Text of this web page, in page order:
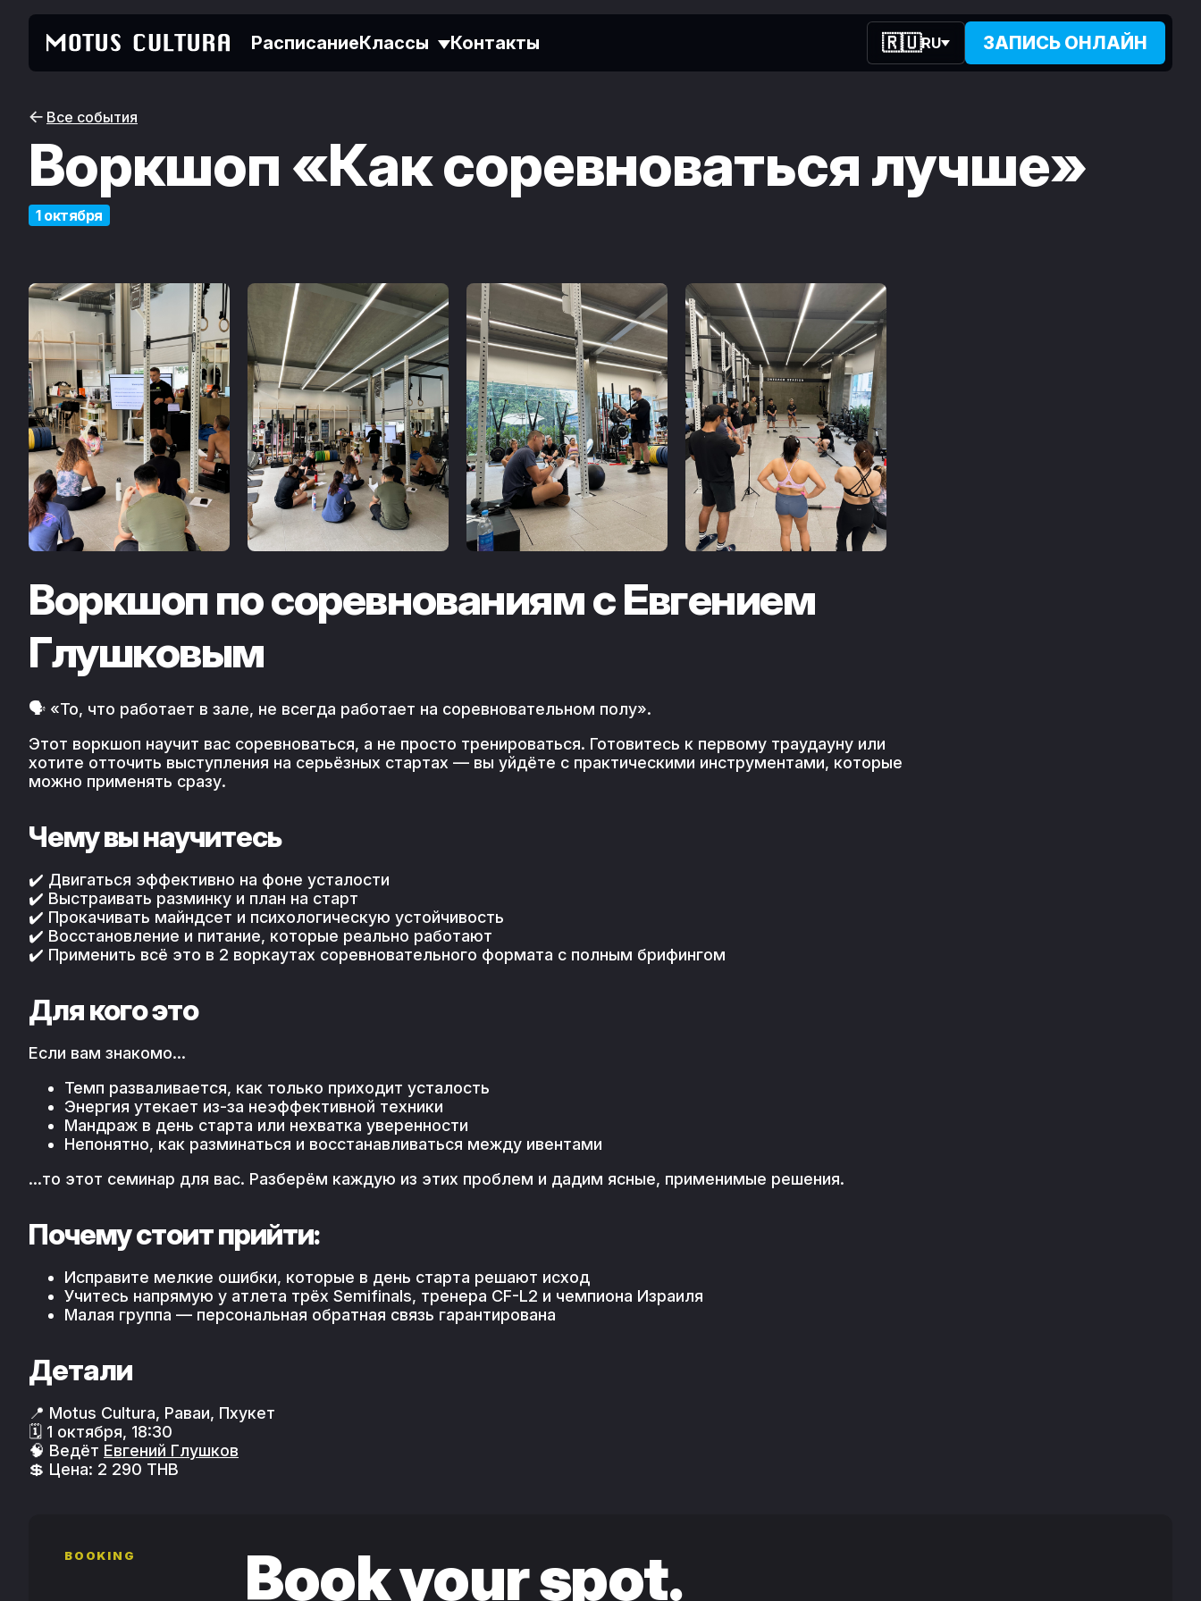
РасписаниеКлассы Контакты 🇷🇺RU ЗАПИСЬ ОНЛАЙН
Все события
Воркшоп «Как соревноваться лучше»
1 октября
Воркшоп по соревнованиям с Евгением
Глушковым
🗣️ «То, что работает в зале, не всегда работает на соревновательном полу».
Этот воркшоп научит вас соревноваться, а не просто тренироваться. Готовитесь к первому траудауну или
хотите отточить выступления на серьёзных стартах — вы уйдёте с практическими инструментами, которые
можно применять сразу.
Чему вы научитесь
✔️ Двигаться эффективно на фоне усталости
✔️ Выстраивать разминку и план на старт
✔️ Прокачивать майндсет и психологическую устойчивость
✔️ Восстановление и питание, которые реально работают
✔️ Применить всё это в 2 воркаутах соревновательного формата с полным брифингом
Для кого это
Если вам знакомо…
Темп разваливается, как только приходит усталость
Энергия утекает из-за неэффективной техники
Мандраж в день старта или нехватка уверенности
Непонятно, как разминаться и восстанавливаться между ивентами
…то этот семинар для вас. Разберём каждую из этих проблем и дадим ясные, применимые решения.
Почему стоит прийти:
Исправите мелкие ошибки, которые в день старта решают исход
Учитесь напрямую у атлета трёх Semifinals, тренера CF-L2 и чемпиона Израиля
Малая группа — персональная обратная связь гарантирована
Детали
📍 Motus Cultura, Раваи, Пхукет
🗓 1 октября, 18:30
🧠 Ведёт Евгений Глушков
💲 Цена: 2 290 THB
BOOKING Book your spot.